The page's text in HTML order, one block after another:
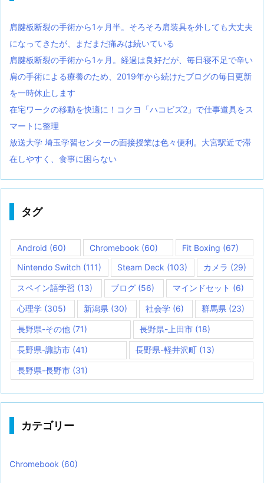
肩腱板断裂の手術から1ヶ月半。そろそろ肩装具を外しても大丈夫
になってきたが、まだまだ痛みは続いている
肩腱板断裂の手術から1ヶ月。経過は良好だが、毎日寝不足で辛い
肩の手術による療養のため、2019年から続けたブログの毎日更新
を一時休止します
在宅ワークの移動を快適に！コクヨ「ハコビズ2」で仕事道具をス
マートに整理
放送大学 埼玉学習センターの面接授業は色々便利。大宮駅近で滞
在しやすく、食事に困らない
タグ
Android (60) Chromebook (60) Fit Boxing (67)
Nintendo Switch (111) Steam Deck (103) カメラ (29)
スペイン語学習 (13) ブログ (56) マインドセット (6)
心理学 (305) 新潟県 (30) 社会学(6) 群馬県 (23)
長野県-その他 (71) 長野県-上田市(18)
長野県-諏訪市 (41) 長野県-軽井沢町 (13)
長野県-長野市 (31)
カテゴリー
Chromebook (60)